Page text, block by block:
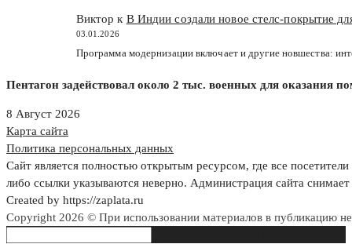
Виктор к В Индии создали новое стелс-покрытие
03.01.2026
Программа модернизации включает и другие новшества:
Пентагон задействовал около 2 тыс. военных для оказания
8 Август 2026
Карта сайта
Политика персональных данных
Сайт является полностью открытым ресурсом, где все
либо ссылки указываются неверно. Администрация сайта
Created by https://zaplata.ru
Copyright 2026 © При использовании материалов в публикацию